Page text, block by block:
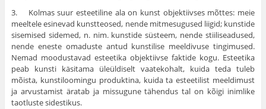
3. Kolmas suur esteetiline ala on kunst objektiivses mõttes: meie
meeltele esinevad kunstteosed, nende mitmesugused liigid; kunstide
sisemised sidemed, n. nim. kunstide süsteem, nende stiiliseadused,
nende eneste omaduste antud kunstilise meeldivuse tingimused.
Nemad moodustavad esteetika objektiivse faktide kogu. Esteetika
peab kunsti käsitama üleüldiselt vaatekohalt, kuida teda tuleb
mõista, kunstiloomingu produktina, kuida ta esteetilist meeldimust
ja arvustamist äratab ja missugune tähendus tal on kõigi inimlike
taotluste sidestikus.